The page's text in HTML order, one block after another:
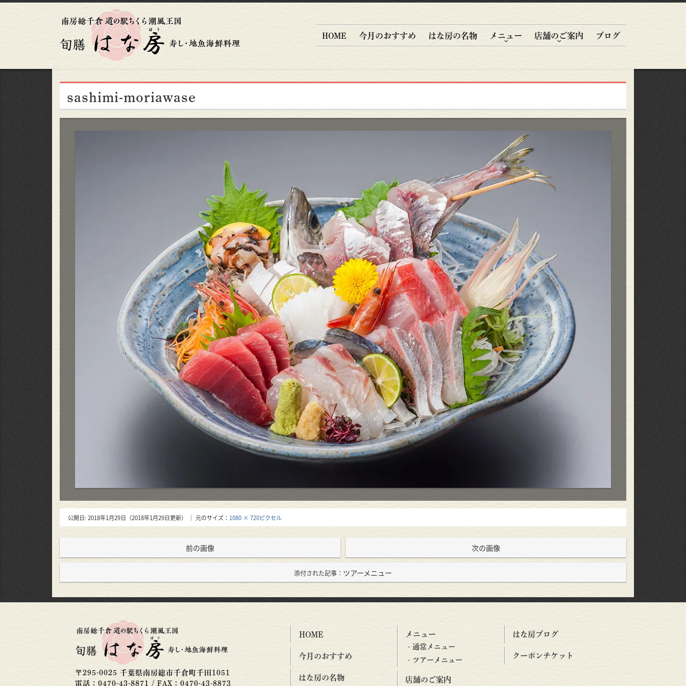
HOME 今月のおすすめ はな房の名物 メニュー 店舗のご案内 ブログ
sashimi-moriawase
公開日:2018年1月29日 （2018年1月29日更新） ｜ 元のサイズ： 1080 × 720ピクセル
前の画像 次の画像
添付された記事： ツアーメニュー
HOME
今月のおすすめ
はな房の名物
メニュー
通常メニュー
ツアーメニュー
店舗のご案内
はな房ブログ
クーポンチケット
〒295-0025 千葉県南房総市千倉町千田1051
電話： 0470-43-8871 / FAX： 0470-43-8873